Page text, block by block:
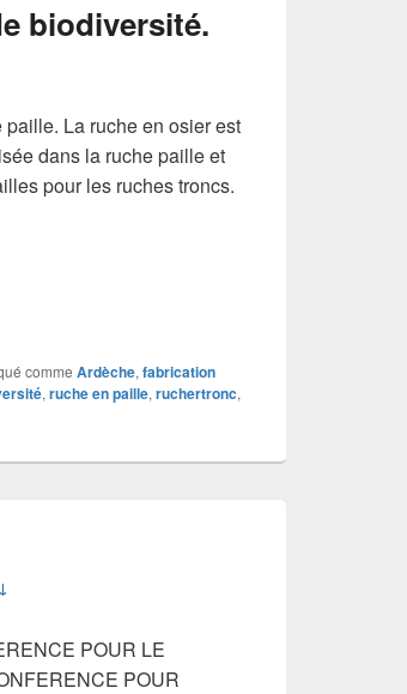
biodiversité.
paille. La ruche en osier est
dans la ruche paille et
pour les ruches troncs.
de biodiversité.
comme Ardèche, fabrication
, ruche en paille, ruchertronc,
POUR LE
POUR